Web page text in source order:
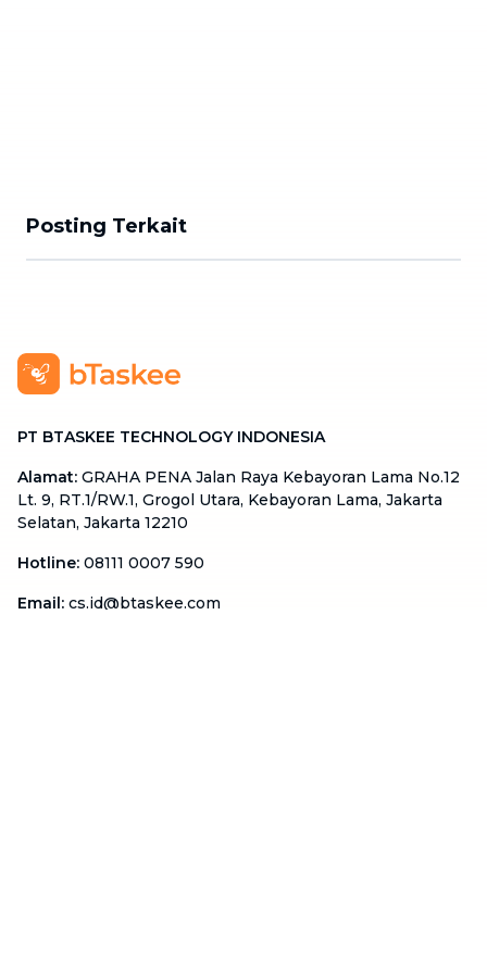
Posting Terkait
PT BTASKEE TECHNOLOGY INDONESIA
Alamat: GRAHA PENA Jalan Raya Kebayoran Lama No.12
Lt. 9, RT.1/RW.1, Grogol Utara, Kebayoran Lama, Jakarta
Selatan, Jakarta 12210
Hotline: 08111 0007 590
Email: cs.id@btaskee.com